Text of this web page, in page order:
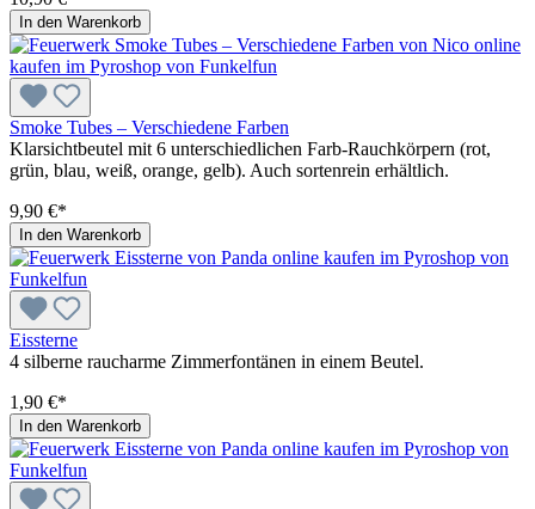
In den Warenkorb
Smoke Tubes – Verschiedene Farben
Klarsichtbeutel mit 6 unterschiedlichen Farb-Rauchkörpern (rot,
grün, blau, weiß, orange, gelb). Auch sortenrein erhältlich.
9,90 €*
In den Warenkorb
Eissterne
4 silberne raucharme Zimmerfontänen in einem Beutel.
1,90 €*
In den Warenkorb